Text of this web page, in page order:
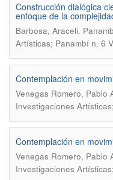
Construcción dialógica
enfoque de la
Barbosa, Araceli.
Artísticas; Panambí n. 6
Contemplación en
Venegas Romero, Pablo
Investigaciones
Contemplación en
Venegas Romero, Pablo
Investigaciones